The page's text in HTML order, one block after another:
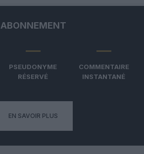
ABONNEMENT
PSEUDONYME
RÉSERVÉ
COMMENTAIRE
INSTANTANÉ
EN SAVOIR PLUS